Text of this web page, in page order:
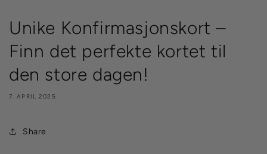
Unike Konfirmasjonskort –
Finn det perfekte kortet til
den store dagen!
7. APRIL 2025
Share